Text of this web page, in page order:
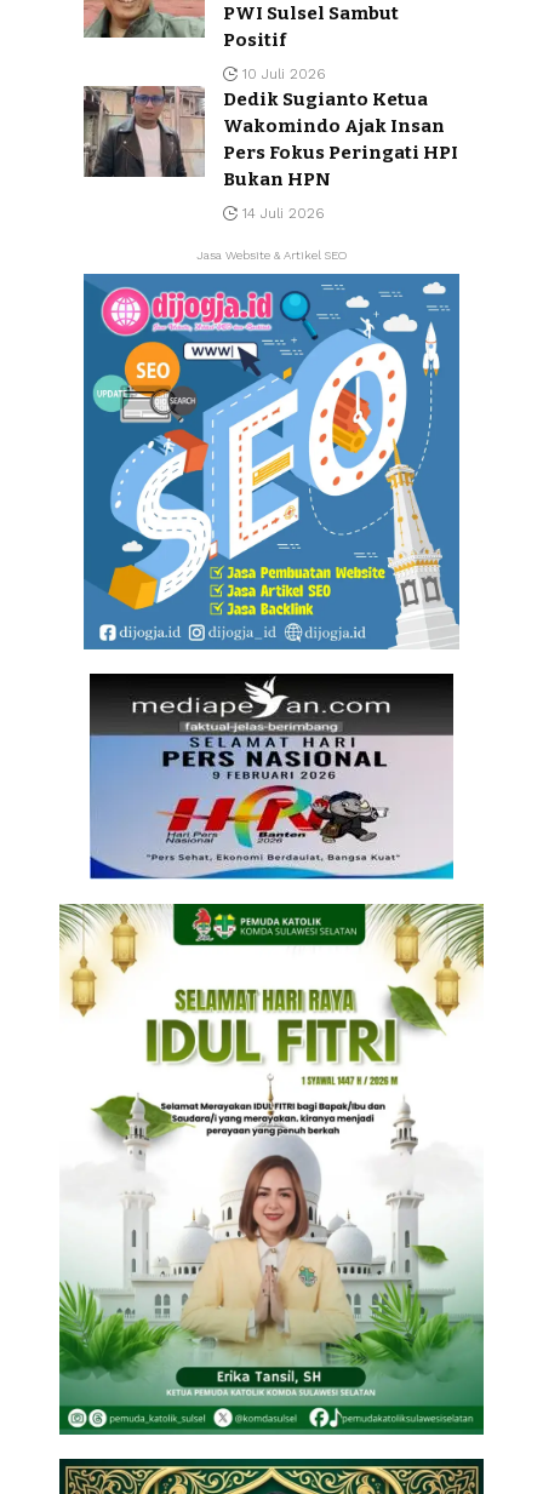
PWI Sulsel Sambut
Positif
10 Juli 2026
Dedik Sugianto Ketua
Wakomindo Ajak Insan
Pers Fokus Peringati HPI
Bukan HPN
14 Juli 2026
Jasa Website & Artikel SEO